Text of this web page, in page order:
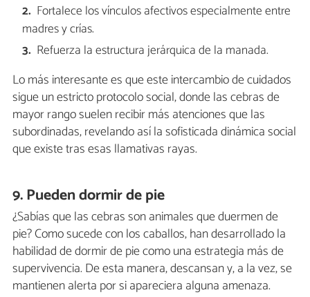
Fortalece los vínculos afectivos especialmente entre
madres y crías.
Refuerza la estructura jerárquica de la manada.
Lo más interesante es que este intercambio de cuidados
sigue un estricto protocolo social, donde las cebras de
mayor rango suelen recibir más atenciones que las
subordinadas, revelando así la sofisticada dinámica social
que existe tras esas llamativas rayas.
9. Pueden dormir de pie
¿Sabías que las cebras son animales que duermen de
pie? Como sucede con los caballos, han desarrollado la
habilidad de dormir de pie como una estrategia más de
supervivencia. De esta manera, descansan y, a la vez, se
mantienen alerta por si apareciera alguna amenaza.